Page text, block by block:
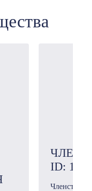
ЧЛЕН
ID:
Членство в